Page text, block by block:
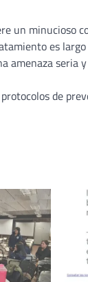
un minucioso
es largo
amenaza seria
de